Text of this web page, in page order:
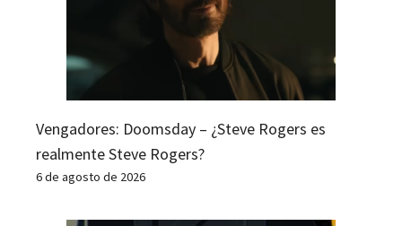
Vengadores: Doomsday – ¿Steve Rogers es
realmente Steve Rogers?
6 de agosto de 2026